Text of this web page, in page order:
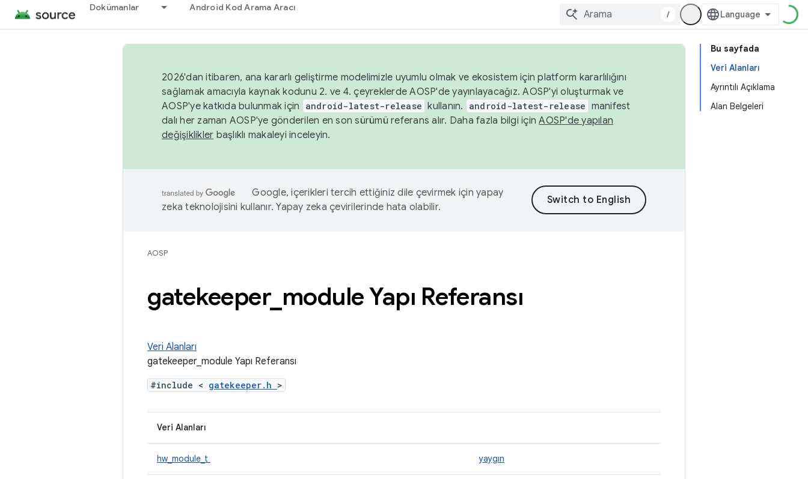
Dokümanlar Android Kod Arama Aracı
/
Bu sayfada
Veri Alanları
Ayrıntılı Açıklama
Alan Belgeleri
2026'dan itibaren, ana kararlı geliştirme modelimizle uyumlu olmak ve ekosistem için platform kararlılığını
sağlamak amacıyla kaynak kodunu 2. ve 4. çeyreklerde AOSP'de yayınlayacağız. AOSP'yi oluşturmak ve
AOSP'ye katkıda bulunmak için
android-latest-release kullanın. android-latest-release manifest
dalı her zaman AOSP'ye gönderilen en son sürümü referans alır. Daha fazla bilgi içinAOSP'de yapılan
değişiklikler başlıklı makaleyi inceleyin.
Google, içerikleri tercih ettiğiniz dile çevirmek için yapay
zeka teknolojisini kullanır. Yapay zeka çevirilerinde hata olabilir.
AOSP
gatekeeper_ module Yapı Referansı
Veri Alanları
gatekeeper_module Yapı Referansı
#include < gatekeeper.h >
Veri Alanları
hw_module_t yaygın